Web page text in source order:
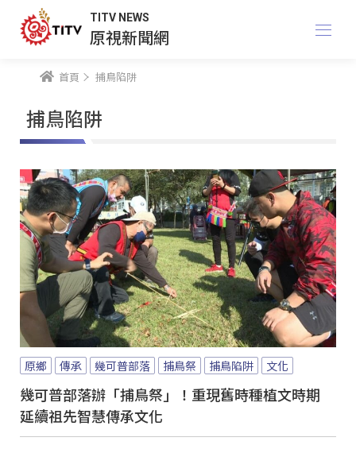
TITV NEWS
原視新聞網
首頁 捕鳥陷阱
捕鳥陷阱
原鄉 傳承 幾可普部落 捕鳥祭 捕鳥陷阱 文化
幾可普部落辦「捕鳥祭」！重現舊時種植文時期
延續祖先智慧傳承文化